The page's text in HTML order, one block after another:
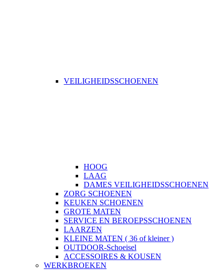
VEILIGHEIDSSCHOENEN
HOOG
LAAG
DAMES VEILIGHEIDSSCHOENEN
ZORG SCHOENEN
KEUKEN SCHOENEN
GROTE MATEN
SERVICE EN BEROEPSSCHOENEN
LAARZEN
KLEINE MATEN ( 36 of kleiner )
OUTDOOR-Schoeisel
ACCESSOIRES & KOUSEN
WERKBROEKEN